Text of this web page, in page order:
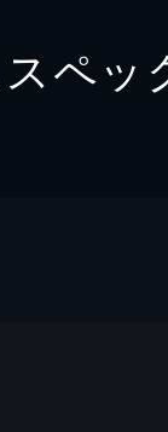
ペッ